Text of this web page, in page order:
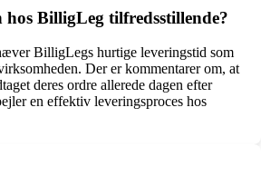
hos BilligLeg tilfredsstillende?
BilligLegs hurtige leveringstid som
Der er kommentarer om, at
deres ordre allerede dagen efter
en effektiv leveringsproces hos